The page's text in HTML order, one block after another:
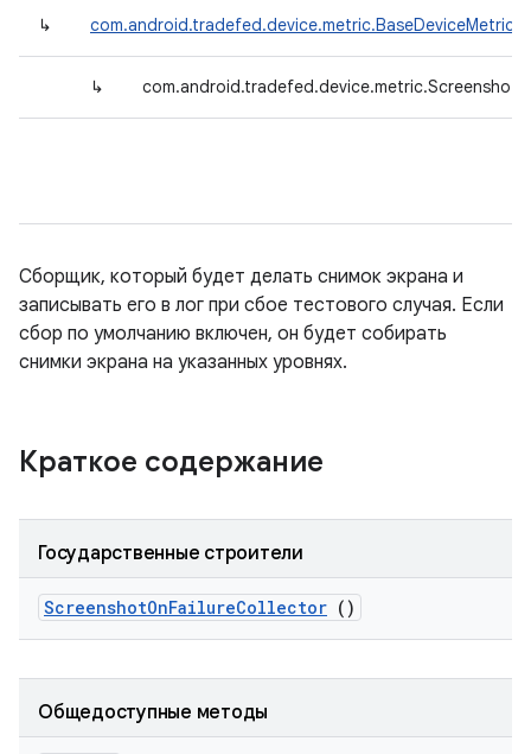
↳
↳
Сборщик, который будет делать снимок экрана и
записывать его в лог при сбое тестового случая. Если
сбор по умолчанию включен, он будет собирать
снимки экрана на указанных уровнях.
Краткое содержание
Государственные строители
ScreenshotOnFailureCollector ()
Общедоступные методы